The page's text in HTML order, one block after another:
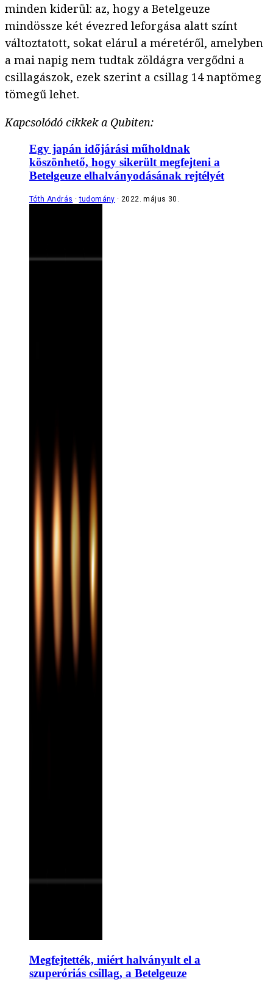
minden kiderül: az, hogy a Betelgeuze
mindössze két évezred leforgása alatt színt
változtatott, sokat elárul a méretéről, amelyben
a mai napig nem tudtak zöldágra vergődni a
csillagászok, ezek szerint a csillag 14 naptömeg
tömegű lehet.
Kapcsolódó cikkek a Qubiten:
Egy japán időjárási műholdnak
köszönhető, hogy sikerült megfejteni a
Betelgeuze elhalványodásának rejtélyét
Tóth András tudomány 2022. május 30.
Megfejtették, miért halványult el a
szuperóriás csillag, a Betelgeuze